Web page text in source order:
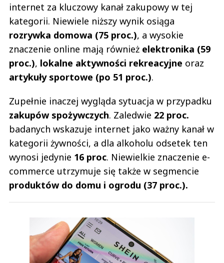
internet za kluczowy kanał zakupowy w tej
kategorii. Niewiele niższy wynik osiąga
rozrywka domowa (75 proc.), a wysokie
znaczenie online mają również elektronika (59
proc.), lokalne aktywności rekreacyjne oraz
artykuły sportowe (po 51 proc.).
Zupełnie inaczej wygląda sytuacja w przypadku
zakupów spożywczych. Zaledwie 22 proc.
badanych wskazuje internet jako ważny kanał w
kategorii żywności, a dla alkoholu odsetek ten
wynosi jedynie 16 proc. Niewielkie znaczenie e-
commerce utrzymuje się także w segmencie
produktów do domu i ogrodu (37 proc.).